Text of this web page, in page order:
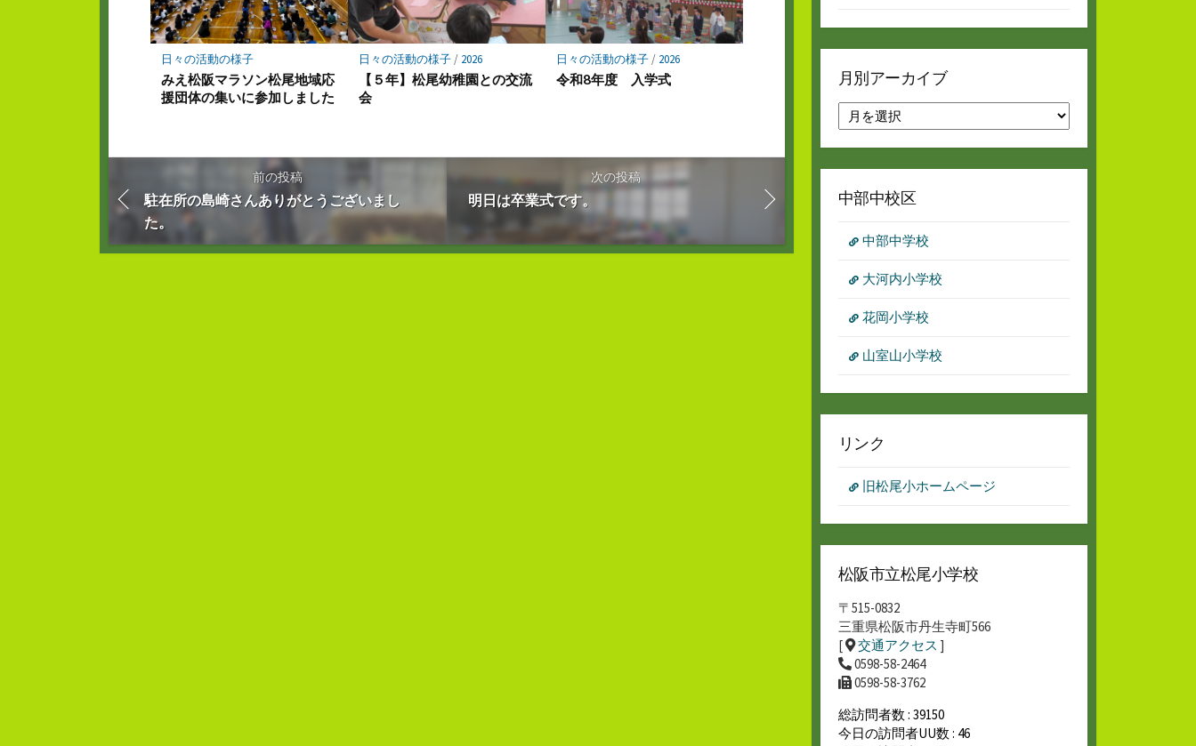
日々の活動の様子
みえ松阪マラソン松尾地域応
援団体の集いに参加しました
日々の活動の様子/ 2026
【５年】松尾幼稚園との交流
会
日々の活動の様子/ 2026
令和8年度 入学式
前の投稿
駐在所の島崎さんありがとうございまし
た。
次の投稿
明日は卒業式です。
月別アーカイブ
別
ア
ー
イ
中部中校区
中部中学校
大河内小学校
花岡小学校
山室山小学校
リンク
旧松尾小ホームページ
松阪市立松尾小学校
〒515-0832
三重県松阪市丹生寺町566
[
交通アクセス ]
0598-58-2464
0598-58-3762
総訪問者数 : 39150
今日の訪問者UU数 : 46